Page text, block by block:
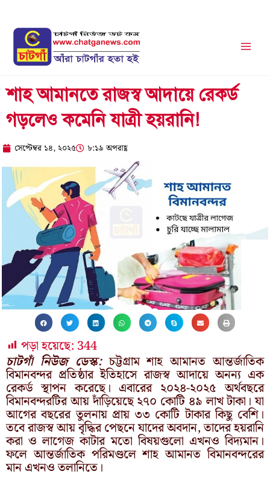
content
শাহ আমানতে রাজস্ব আদায়ে রেকর্ড
গড়লেও কমেনি যাত্রী হয়রানি!
সেপ্টেম্বর ১৪, ২০২৫ ৮:১৯ অপরাহ্ণ
পড়া হয়েছে: 344
চাটগাঁ নিউজ ডেস্ক:চট্টগ্রাম শাহ আমানত আন্তর্জাতিক
বিমানবন্দর প্রতিষ্ঠার ইতিহাসে রাজস্ব আদায়ে অনন্য এক
রেকর্ড স্থাপন করেছে। এবারের ২০২৪-২০২৫ অর্থবছরে
বিমানবন্দরটির আয় দাঁড়িয়েছে ২৭০ কোটি ৪৯ লাখ টাকা। যা
আগের বছরের তুলনায় প্রায় ৩৩ কোটি টাকার কিছু বেশি।
তবে রাজস্ব আয় বৃদ্ধির পেছনে যাদের অবদান, তাদের হয়রানি
করা ও লাগেজ কাটার মতো বিষয়গুলো এখনও বিদ্যমান।
ফলে আন্তর্জাতিক পরিমণ্ডলে শাহ আমানত বিমানবন্দরের
মান এখনও তলানিতে।